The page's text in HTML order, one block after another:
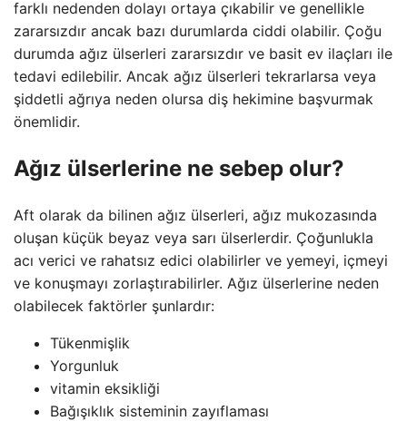
farklı nedenden dolayı ortaya çıkabilir ve genellikle
zararsızdır ancak bazı durumlarda ciddi olabilir. Çoğu
durumda ağız ülserleri zararsızdır ve basit ev ilaçları ile
tedavi edilebilir. Ancak ağız ülserleri tekrarlarsa veya
şiddetli ağrıya neden olursa diş hekimine başvurmak
önemlidir.
Ağız ülserlerine ne sebep olur?
Aft olarak da bilinen ağız ülserleri, ağız mukozasında
oluşan küçük beyaz veya sarı ülserlerdir. Çoğunlukla
acı verici ve rahatsız edici olabilirler ve yemeyi, içmeyi
ve konuşmayı zorlaştırabilirler. Ağız ülserlerine neden
olabilecek faktörler şunlardır:
Tükenmişlik
Yorgunluk
vitamin eksikliği
Bağışıklık sisteminin zayıflaması